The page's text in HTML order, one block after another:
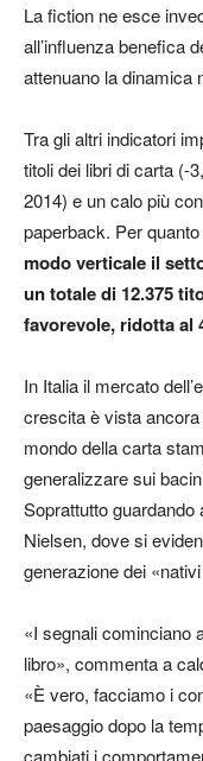
La fiction ne esce
all’influenza benefica
attenuano la dinamica
Tra gli altri indicatori
titoli dei libri di carta (-
2014) e un calo più
paperback. Per
modo verticale il
un totale di 12.375
favorevole, ridotta al
In Italia il mercato
crescita è vista
mondo della carta
generalizzare sui
Soprattutto guardando
Nielsen, dove si
generazione dei
«I segnali cominciano
libro», commenta a
«È vero, facciamo i
paesaggio dopo la
cambiati i